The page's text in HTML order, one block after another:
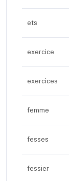
ets
exercice
exercices
femme
fesses
fessier